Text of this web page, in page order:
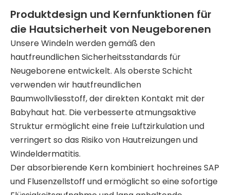
Produktdesign und Kernfunktionen für
die Hautsicherheit von Neugeborenen
Unsere Windeln werden gemäß den
hautfreundlichen Sicherheitsstandards für
Neugeborene entwickelt. Als oberste Schicht
verwenden wir hautfreundlichen
Baumwollvliesstoff, der direkten Kontakt mit der
Babyhaut hat. Die verbesserte atmungsaktive
Struktur ermöglicht eine freie Luftzirkulation und
verringert so das Risiko von Hautreizungen und
Windeldermatitis.
Der absorbierende Kern kombiniert hochreines SAP
und Flusenzellstoff und ermöglicht so eine sofortige